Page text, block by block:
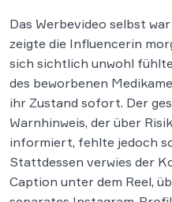
Das Werbevideo selbst
zeigte die Influencerin
sich sichtlich unwohl
des beworbenen
ihr Zustand sofort. Der
Warnhinweis, der über
informiert, fehlte jedoch
Stattdessen verwies der
Caption unter dem Reel,